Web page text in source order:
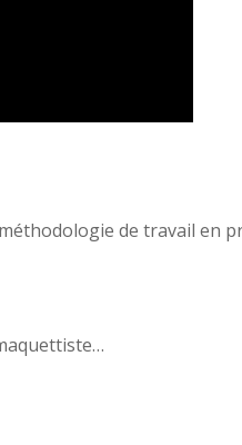
de travail en